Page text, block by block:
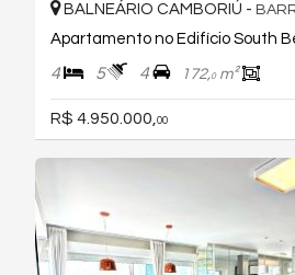
BALNEÁRIO CAMBORIÚ -
Apartamento no Edifício South
4 5 4 172,0m²
R$ 4.950.000, 00